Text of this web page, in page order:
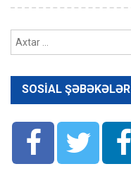
SOSIAL ŞƏBƏKƏLƏR